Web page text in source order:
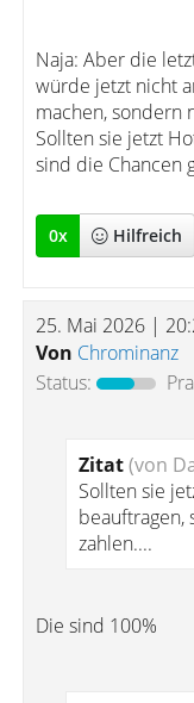
Naja: Aber die
würde jetzt nicht
machen, sondern
Sollten sie jetzt
sind die Chancen
0x Hilfreich
25. Mai 2026 |
Von Chrominanz
Status:
Zitat(von
Sollten sie
beauftragen,
zahlen....
Die sind 100%